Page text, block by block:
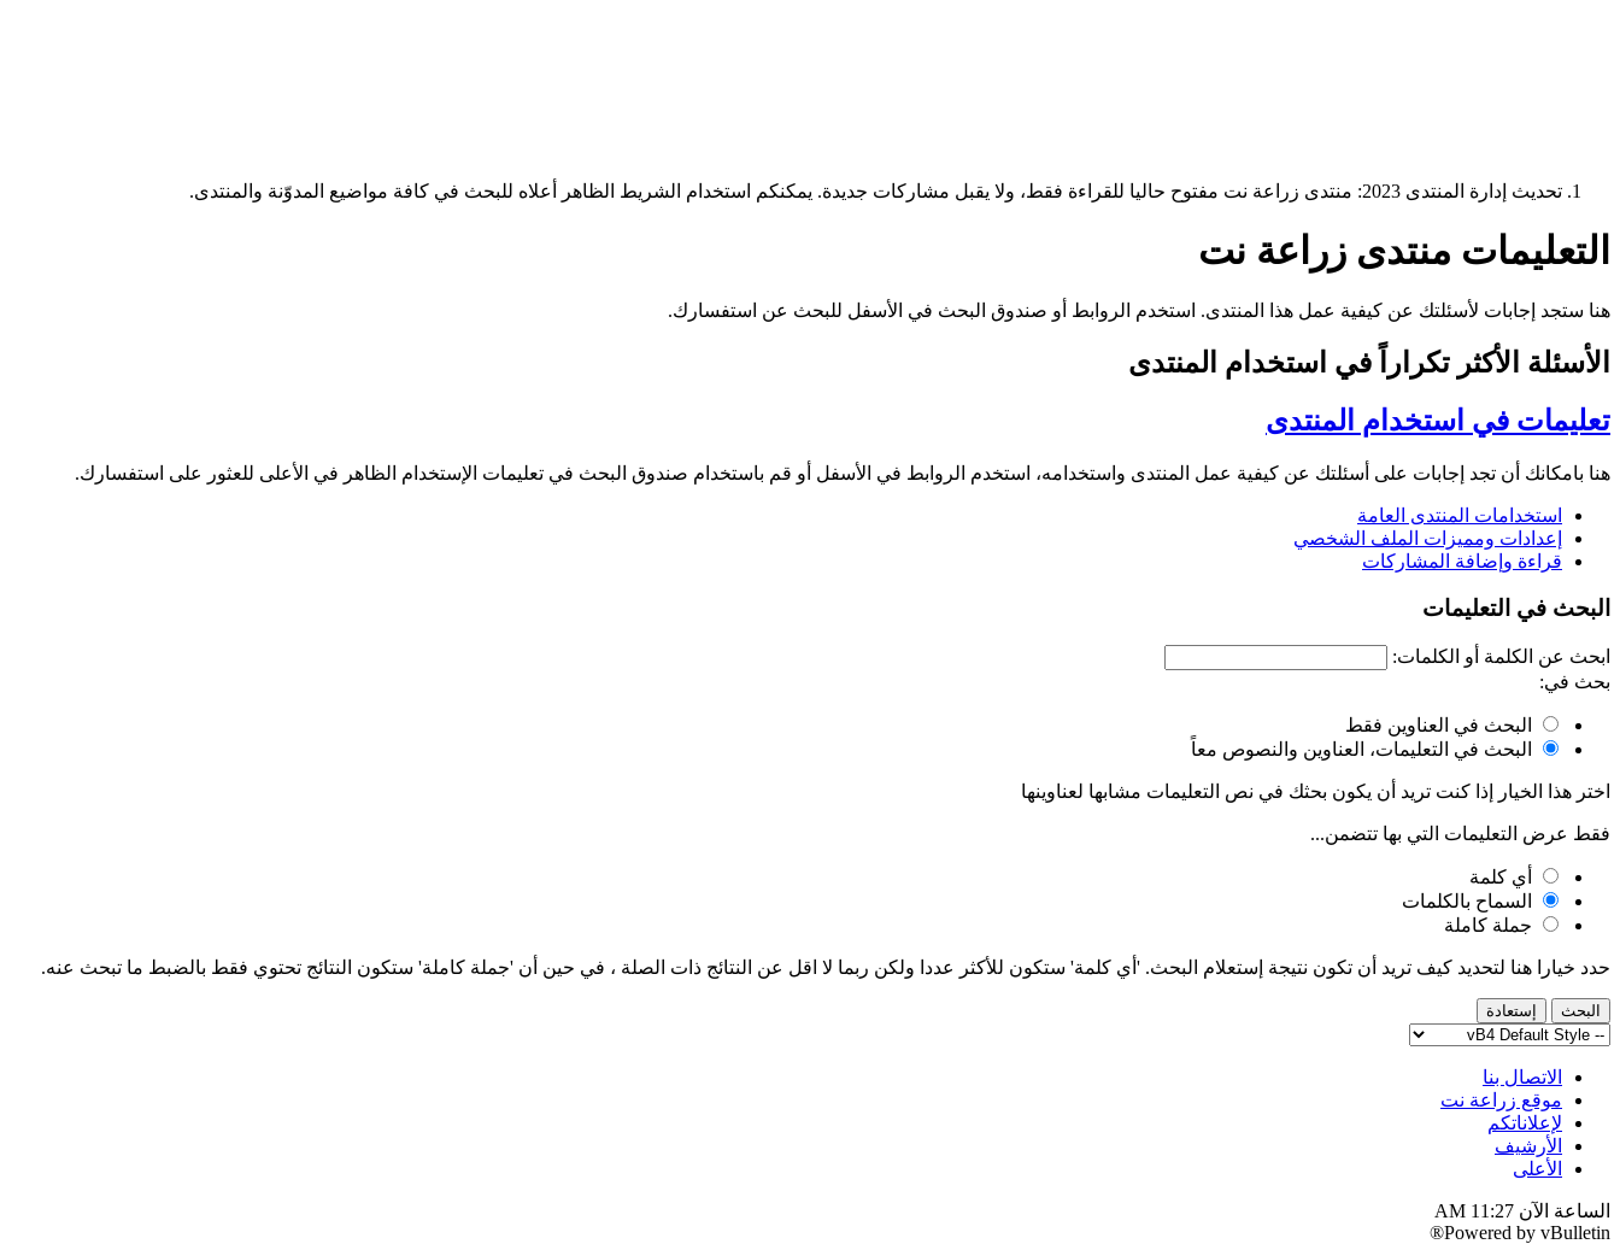
تحديث إدارة المنتدى 2023: منتدى زراعة نت مفتوح حاليا للقراءة فقط، ولا يقبل مشاركات جديدة. يمكنكم استخدام الشريط الظاهر أعلاه للبحث في كافة مواضيع المدوّنة والمنتدى.
التعليمات منتدى زراعة نت
هنا ستجد إجابات لأسئلتك عن كيفية عمل هذا المنتدى. استخدم الروابط أو صندوق البحث في الأسفل للبحث عن استفسارك.
الأسئلة الأكثر تكراراً في استخدام المنتدى
تعليمات في استخدام المنتدى
هنا بامكانك أن تجد إجابات على أسئلتك عن كيفية عمل المنتدى واستخدامه، استخدم الروابط في الأسفل أو قم باستخدام صندوق البحث في تعليمات الإستخدام الظاهر في الأعلى للعثور على استفسارك.
استخدامات المنتدى العامة
إعدادات ومميزات الملف الشخصي
قراءة وإضافة المشاركات
البحث في التعليمات
ابحث عن الكلمة أو الكلمات:
بحث في:
البحث في العناوين فقط
البحث في التعليمات، العناوين والنصوص معاً
اختر هذا الخيار إذا كنت تريد أن يكون بحثك في نص التعليمات مشابها لعناوينها
فقط عرض التعليمات التي بها تتضمن...
أي كلمة
السماح بالكلمات
جملة كاملة
حدد خيارا هنا لتحديد كيف تريد أن تكون نتيجة إستعلام البحث. 'أي كلمة' ستكون للأكثر عددا ولكن ربما لا اقل عن النتائج ذات الصلة ، في حين أن 'جملة كاملة' ستكون النتائج تحتوي فقط بالضبط ما تبحث عنه.
الاتصال بنا
موقع زراعة نت
لإعلاناتكم
الأرشيف
الأعلى
الساعة الآن 11:27 AM
Powered by vBulletin®